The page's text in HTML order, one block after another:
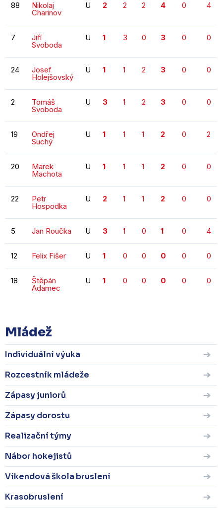
88 Nikolaj
Charinov
U 2 2 2 4 0 4
7 Jiří
Svoboda
U 1 3 0 3 0 0
24 Josef
Holejšovský
U 1 1 2 3 0 0
2 Tomáš
Svoboda
U 3 1 2 3 0 0
19 Ondřej
Suchý
U 1 1 1 2 0 2
20 Marek
Machota
U 1 1 1 2 0 0
22 Petr
Hospodka
U 2 1 1 2 0 0
5 Jan Roučka U 3 1 0 1 0 4
12 Felix Fišer U 1 0 0 0 0 0
18 Štěpán
Adamec
U 1 0 0 0 0 0
Mládež
Individuální výuka
Rozcestník mládeže
Zápasy juniorů
Zápasy dorostu
Realizační týmy
Nábor hokejistů
Víkendová škola bruslení
Krasobruslení